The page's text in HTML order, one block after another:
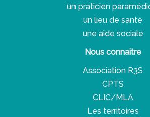
un praticien
un lieu de santé
une aide sociale
Nous connaitre
Association R3S
CPTS
CLIC/MLA
Les territoires